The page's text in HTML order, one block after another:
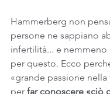
Hammerberg non
persone ne sappiano
infertilità... e nemmeno
per questo. Ecco
«grande passione nella
per far conoscere «ciò